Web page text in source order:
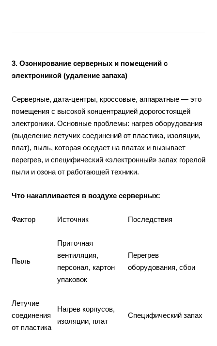
3. Озонирование серверных и помещений с
электроникой (удаление запаха)
Серверные, дата-центры, кроссовые, аппаратные — это
помещения с высокой концентрацией дорогостоящей
электроники. Основные проблемы: нагрев оборудования
(выделение летучих соединений от пластика, изоляции,
плат), пыль, которая оседает на платах и вызывает
перегрев, и специфический «электронный» запах горелой
пыли и озона от работающей техники.
Что накапливается в воздухе серверных:
Фактор Источник Последствия
Пыль
Приточная
вентиляция,
персонал, картон
упаковок
Перегрев
оборудования, сбои
Летучие
соединения
от пластика
Нагрев корпусов,
изоляции, плат
Специфический запах